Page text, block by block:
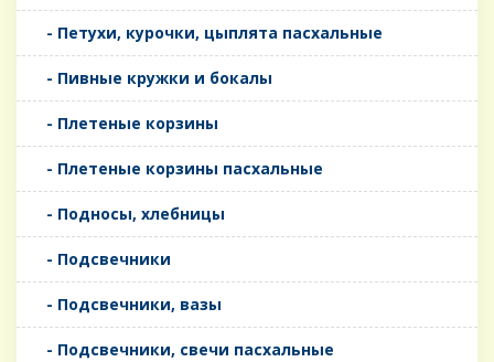
- Петухи, курочки, цыплята пасхальные
- Пивные кружки и бокалы
- Плетеные корзины
- Плетеные корзины пасхальные
- Подносы, хлебницы
- Подсвечники
- Подсвечники, вазы
- Подсвечники, свечи пасхальные